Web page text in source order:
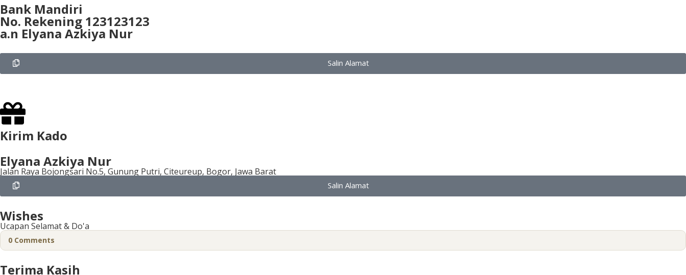
Bank Mandiri
No. Rekening 123123123
a.n Elyana Azkiya Nur
Salin Alamat
Kirim Kado
Elyana Azkiya Nur
Jalan Raya Bojongsari No.5, Gunung Putri, Citeureup, Bogor, Jawa Barat
Salin Alamat
Wishes
Ucapan Selamat & Do'a
0 Comments
Terima Kasih